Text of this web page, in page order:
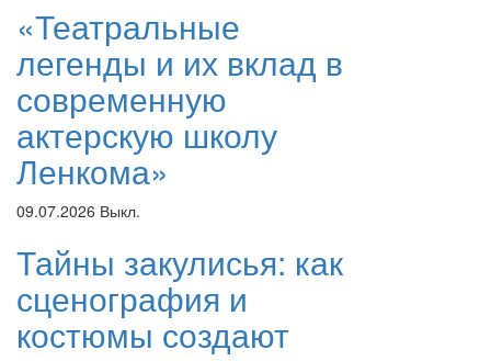
«Театральные
легенды и их вклад в
современную
актерскую школу
Ленкома»
09.07.2026 Выкл.
Тайны закулисья: как
сценография и
костюмы создают